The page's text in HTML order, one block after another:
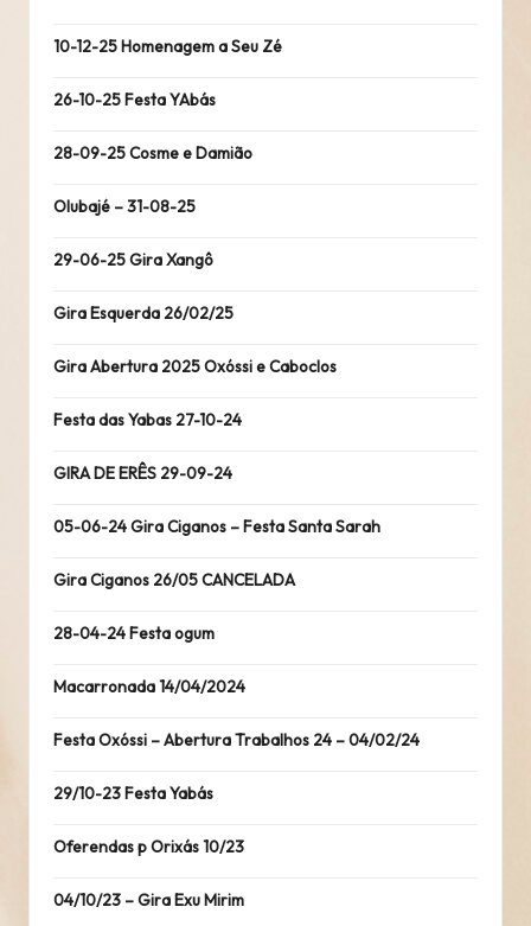
10-12-25 Homenagem a Seu Zé
26-10-25 Festa YAbás
28-09-25 Cosme e Damião
Olubajé – 31-08-25
29-06-25 Gira Xangô
Gira Esquerda 26/02/25
Gira Abertura 2025 Oxóssi e Caboclos
Festa das Yabas 27-10-24
GIRA DE ERÊS 29-09-24
05-06-24 Gira Ciganos – Festa Santa Sarah
Gira Ciganos 26/05 CANCELADA
28-04-24 Festa ogum
Macarronada 14/04/2024
Festa Oxóssi – Abertura Trabalhos 24 – 04/02/24
29/10-23 Festa Yabás
Oferendas p Orixás 10/23
04/10/23 – Gira Exu Mirim